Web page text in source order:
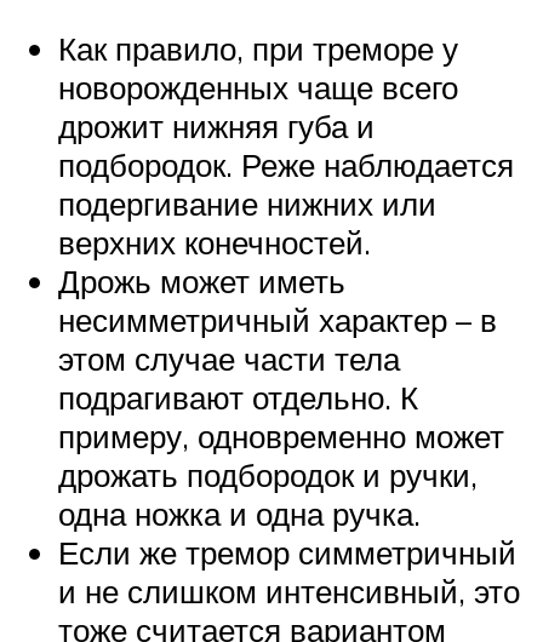
Как правило, при треморе у
новорожденных чаще всего
дрожит нижняя губа и
подбородок. Реже наблюдается
подергивание нижних или
верхних конечностей.
Дрожь может иметь
несимметричный характер – в
этом случае части тела
подрагивают отдельно. К
примеру, одновременно может
дрожать подбородок и ручки,
одна ножка и одна ручка.
Если же тремор симметричный
и не слишком интенсивный, это
тоже считается вариантом